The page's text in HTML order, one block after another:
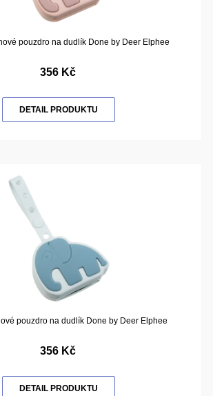
pouzdro na dudlík Done by Deer Elphee
356 Kč
DETAIL PRODUKTU
pouzdro na dudlík Done by Deer Elphee
356 Kč
DETAIL PRODUKTU